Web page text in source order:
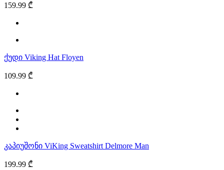
159.99 ₾
ქუდი Viking Hat Floyen
109.99 ₾
კაპიუშონი ViKing Sweatshirt Delmore Man
199.99 ₾